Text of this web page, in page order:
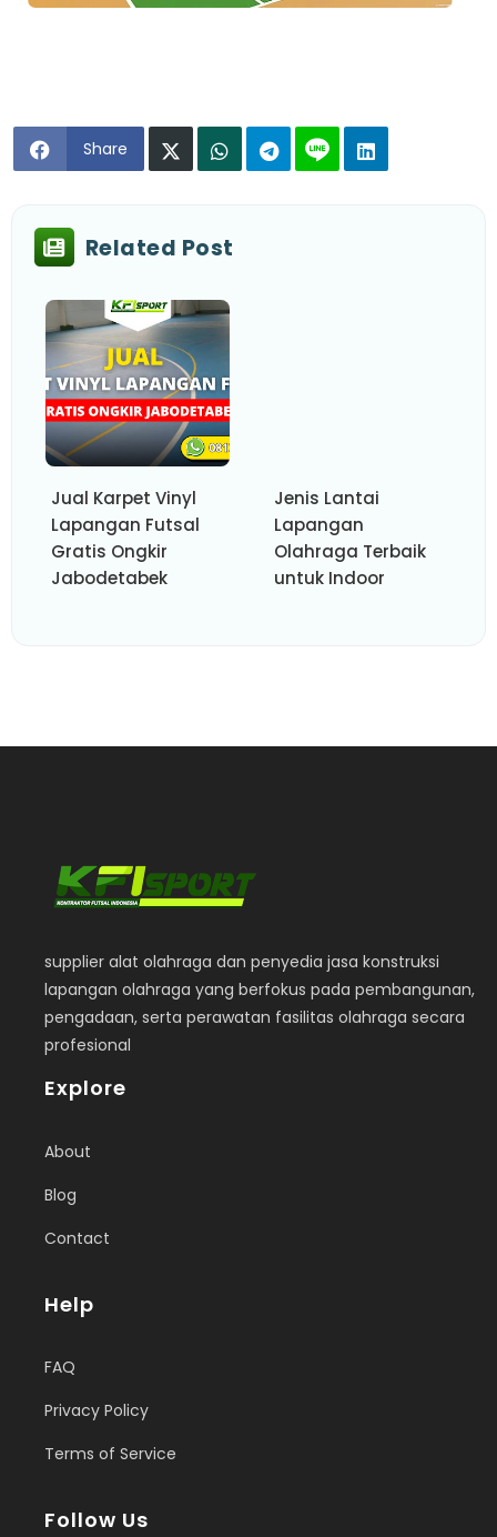
Share
Related Post
Jual Karpet Vinyl
Lapangan Futsal
Gratis Ongkir
Jabodetabek
Jenis Lantai
Lapangan
Olahraga Terbaik
untuk Indoor
supplier alat olahraga dan penyedia jasa konstruksi
lapangan olahraga yang berfokus pada pembangunan,
pengadaan, serta perawatan fasilitas olahraga secara
profesional
Explore
About
Blog
Contact
Help
FAQ
Privacy Policy
Terms of Service
Follow Us